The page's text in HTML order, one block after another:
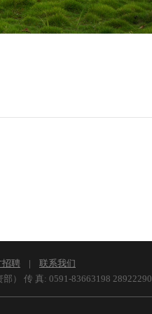
招聘 | 联系我们
部） 传 真: 0591-83663198 28922290